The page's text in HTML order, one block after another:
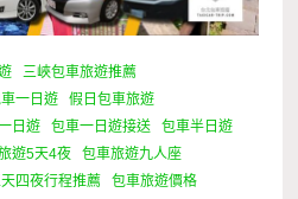
三峽包車旅遊推薦
一日遊
假日包車旅遊
日遊 包車一日遊接送
包車半日遊
遊5天4夜
包車旅遊九人座
四夜行程推薦
包車旅遊價格